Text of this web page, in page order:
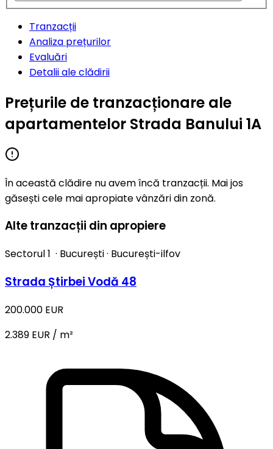
Tranzacții
Analiza prețurilor
Evaluări
Detalii ale clădirii
Prețurile de tranzacționare ale
apartamentelor Strada Banului 1A
În această clădire nu avem încă tranzacții. Mai jos
găsești cele mai apropiate vânzări din zonă.
Alte tranzacții din apropiere
Sectorul 1 · București· București-ilfov
Strada Știrbei Vodă 48
200.000 EUR
2.389 EUR / m²